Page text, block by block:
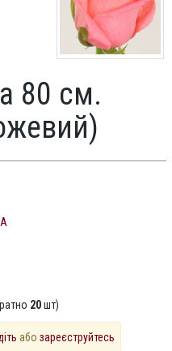
80 см.
20шт)
або зареєструйтесь